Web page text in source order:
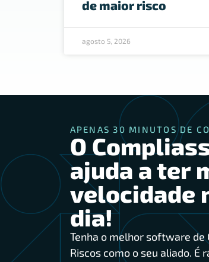
de maior risco
agosto 5, 2026
APENAS 30 MINUTOS DE
O
ajuda a ter
velocidade
dia!
Tenha o melhor software de
Riscos como o seu aliado. É